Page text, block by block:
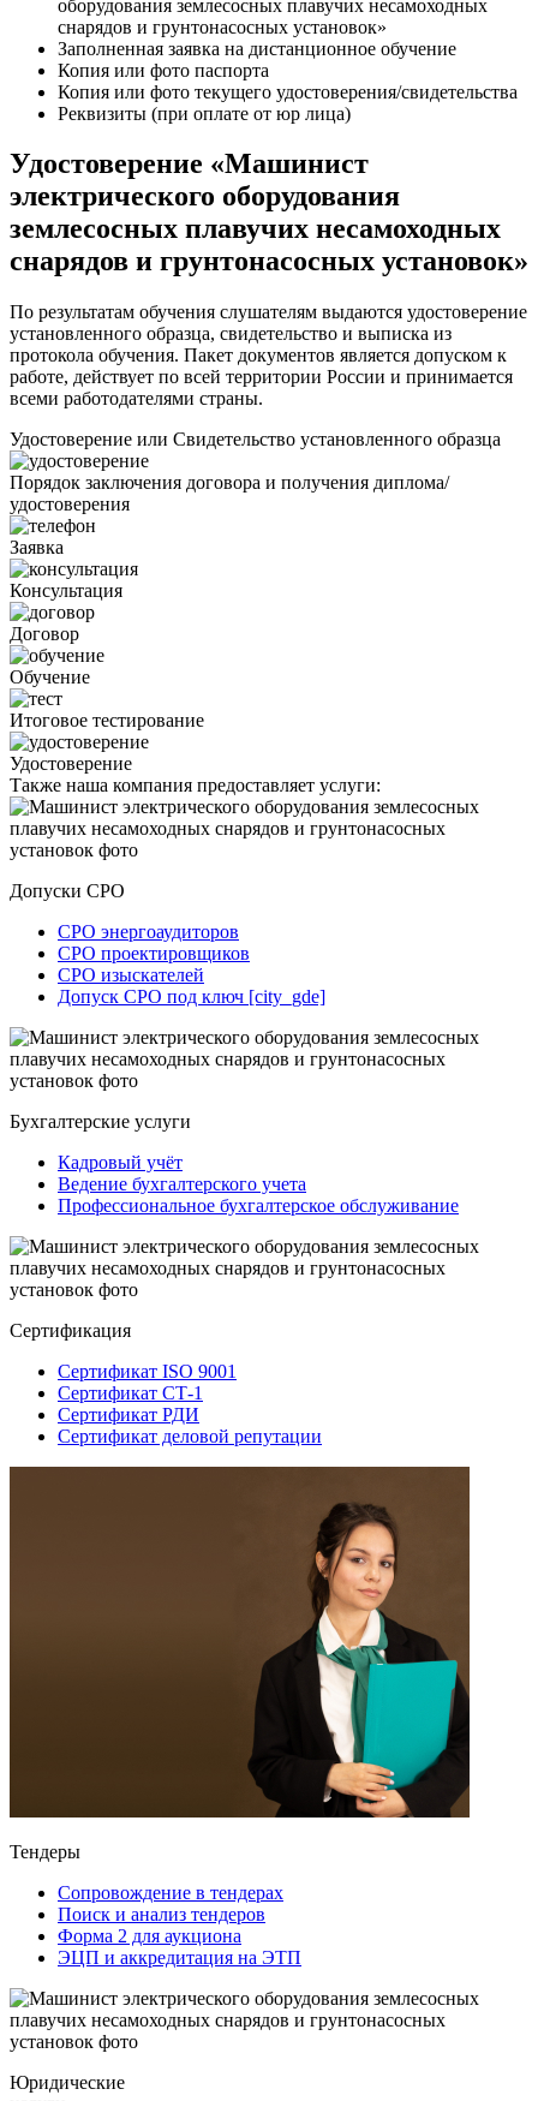
оборудования землесосных плавучих несамоходных
снарядов и грунтонасосных установок»
Заполненная заявка на дистанционное обучение
Копия или фото паспорта
Копия или фото текущего удостоверения/свидетельства
Реквизиты (при оплате от юр лица)
Удостоверение «Машинист
электрического оборудования
землесосных плавучих несамоходных
снарядов и грунтонасосных установок»
По результатам обучения слушателям выдаются удостоверение
установленного образца, свидетельство и выписка из
протокола обучения. Пакет документов является допуском к
работе, действует по всей территории России и принимается
всеми работодателями страны.
Удостоверение или Свидетельство установленного образца
Порядок заключения договора и получения диплома/
удостоверения
Заявка
Консультация
Договор
Обучение
Итоговое тестирование
Удостоверение
Также наша компания предоставляет услуги:
Допуски СРО
СРО энергоаудиторов
СРО проектировщиков
СРО изыскателей
Допуск СРО под ключ [city_gde]
Бухгалтерские услуги
Кадровый учёт
Ведение бухгалтерского учета
Профессиональное бухгалтерское обслуживание
Сертификация
Сертификат ISO 9001
Сертификат СТ-1
Сертификат РДИ
Сертификат деловой репутации
Тендеры
Сопровождение в тендерах
Поиск и анализ тендеров
Форма 2 для аукциона
ЭЦП и аккредитация на ЭТП
Юридические